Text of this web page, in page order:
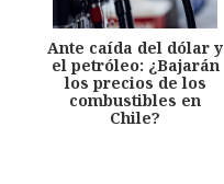
Ante caída del dólar y
el petróleo: ¿Bajarán
los precios de los
combustibles en
Chile?